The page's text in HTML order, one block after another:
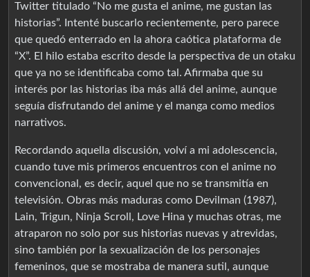
Twitter titulado “No me gusta el anime, me gustan las
historias”. Intenté buscarlo recientemente, pero parece
que quedó enterrado en la ahora caótica plataforma de
“X”. El hilo estaba escrito desde la perspectiva de un otaku
que ya no se identificaba como tal. Afirmaba que su
interés por las historias iba más allá del anime, aunque
seguía disfrutando del anime y el manga como medios
narrativos.
Recordando aquella discusión, volví a mi adolescencia,
cuando tuve mis primeros encuentros con el anime no
convencional, es decir, aquel que no se transmitía en
televisión. Obras más maduras como Devilman (1987),
Lain, Trigun, Ninja Scroll, Love Hina y muchas otras, me
atraparon no solo por sus historias nuevas y atrevidas,
sino también por la sexualización de los personajes
femeninos, que se mostraba de manera sutil, aunque